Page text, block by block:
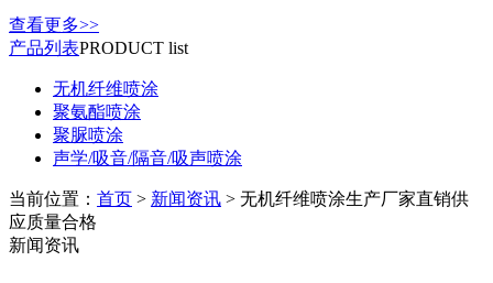
查看更多>>
产品列表PRODUCT list
无机纤维喷涂
聚氨酯喷涂
聚脲喷涂
声学/吸音/隔音/吸声喷涂
当前位置： 首页 > 新闻资讯 > 无机纤维喷涂生产厂家直销供
应质量合格
新闻资讯